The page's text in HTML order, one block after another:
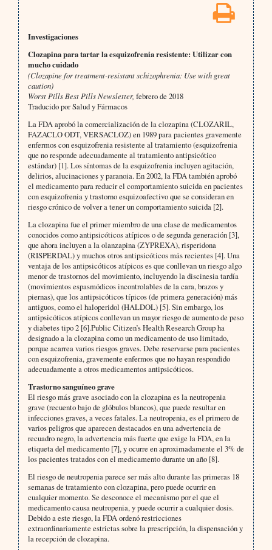
Investigaciones
Clozapina para tartar la esquizofrenia resistente: Utilizar con
mucho cuidado
(Clozapine for treatment-resistant schizophrenia: Use with great
caution)
Worst Pills Best Pills Newsletter, febrero de 2018
Traducido por Salud y Fármacos
La FDA aprobó la comercialización de la clozapina (CLOZARIL,
FAZACLO ODT, VERSACLOZ) en 1989 para pacientes gravemente
enfermos con esquizofrenia resistente al tratamiento (esquizofrenia
que no responde adecuadamente al tratamiento antipsicótico
estándar) [1]. Los síntomas de la esquizofrenia incluyen agitación,
delirios, alucinaciones y paranoia. En 2002, la FDA también aprobó
el medicamento para reducir el comportamiento suicida en pacientes
con esquizofrenia y trastorno esquizoafectivo que se consideran en
riesgo crónico de volver a tener un comportamiento suicida [2].
La clozapina fue el primer miembro de una clase de medicamentos
conocidos como antipsicóticos atípicos o de segunda generación [3],
que ahora incluyen a la olanzapina (ZYPREXA), risperidona
(RISPERDAL) y muchos otros antipsicóticos más recientes [4]. Una
ventaja de los antipsicóticos atípicos es que conllevan un riesgo algo
menor de trastornos del movimiento, incluyendo la discinesia tardía
(movimientos espasmódicos incontrolables de la cara, brazos y
piernas), que los antipsicóticos típicos (de primera generación) más
antiguos, como el haloperidol (HALDOL) [5]. Sin embargo, los
antipsicóticos atípicos conllevan un mayor riesgo de aumento de peso
y diabetes tipo 2 [6].Public Citizen’s Health Research Group ha
designado a la clozapina como un medicamento de uso limitado,
porque acarrea varios riesgos graves. Debe reservarse para pacientes
con esquizofrenia, gravemente enfermos que no hayan respondido
adecuadamente a otros medicamentos antipsicóticos.
Trastorno sanguíneo grave
El riesgo más grave asociado con la clozapina es la neutropenia
grave (recuento bajo de glóbulos blancos), que puede resultar en
infecciones graves, a veces fatales. La neutropenia, es el primero de
varios peligros que aparecen destacados en una advertencia de
recuadro negro, la advertencia más fuerte que exige la FDA, en la
etiqueta del medicamento [7], y ocurre en aproximadamente el 3% de
los pacientes tratados con el medicamento durante un año [8].
El riesgo de neutropenia parece ser más alto durante las primeras 18
semanas de tratamiento con clozapina, pero puede ocurrir en
cualquier momento. Se desconoce el mecanismo por el que el
medicamento causa neutropenia, y puede ocurrir a cualquier dosis.
Debido a este riesgo, la FDA ordenó restricciones
extraordinariamente estrictas sobre la prescripción, la dispensación y
la recepción de clozapina.